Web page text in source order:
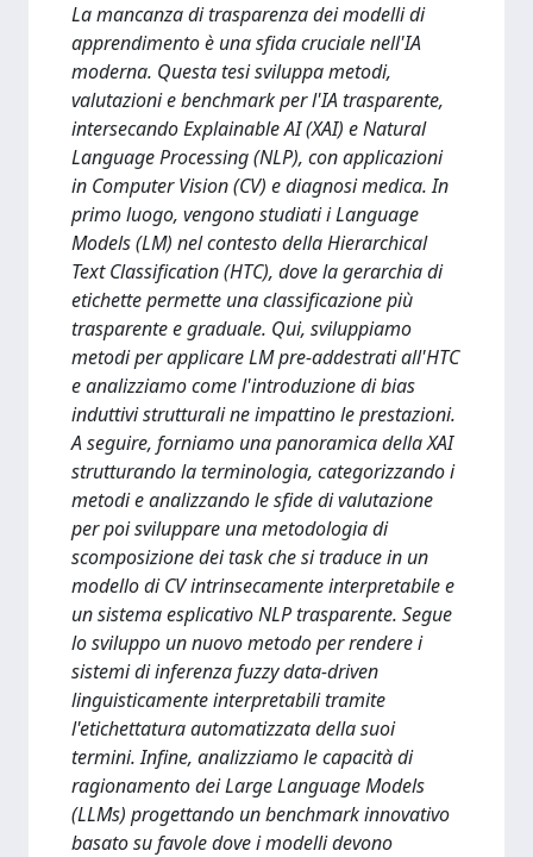
La mancanza di trasparenza dei modelli di
apprendimento è una sfida cruciale nell'IA
moderna. Questa tesi sviluppa metodi,
valutazioni e benchmark per l'IA trasparente,
intersecando Explainable AI (XAI) e Natural
Language Processing (NLP), con applicazioni
in Computer Vision (CV) e diagnosi medica. In
primo luogo, vengono studiati i Language
Models (LM) nel contesto della Hierarchical
Text Classification (HTC), dove la gerarchia di
etichette permette una classificazione più
trasparente e graduale. Qui, sviluppiamo
metodi per applicare LM pre-addestrati all'HTC
e analizziamo come l'introduzione di bias
induttivi strutturali ne impattino le prestazioni.
A seguire, forniamo una panoramica della XAI
strutturando la terminologia, categorizzando i
metodi e analizzando le sfide di valutazione
per poi sviluppare una metodologia di
scomposizione dei task che si traduce in un
modello di CV intrinsecamente interpretabile e
un sistema esplicativo NLP trasparente. Segue
lo sviluppo un nuovo metodo per rendere i
sistemi di inferenza fuzzy data-driven
linguisticamente interpretabili tramite
l'etichettatura automatizzata della suoi
termini. Infine, analizziamo le capacità di
ragionamento dei Large Language Models
(LLMs) progettando un benchmark innovativo
basato su favole dove i modelli devono